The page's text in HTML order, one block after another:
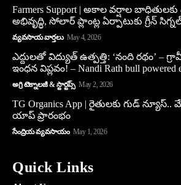
Farmers Support | అకాల వర్షాల
అభివృద్ధి, సోలార్ ప్లాంట్ల ఏర్పాటుకు గ్రీన్‌
వ్యవసాయ వార్తలు May 4, 2026
ఎద్దులతో విద్యుత్ ఉత్పత్తి: ‘నంది రథం’ –
ఇంధన విప్లవం! – Nandi Rath bull powered
అగ్రి టెక్నాలజీ & స్టార్టప్స్ May 2, 2026
TG Organics App | రైతులకు గుడ్ న్యూస్..
యాప్ ప్రారంభం
సేంద్రియ వ్యవసాయం May 1, 2026
Quick Links